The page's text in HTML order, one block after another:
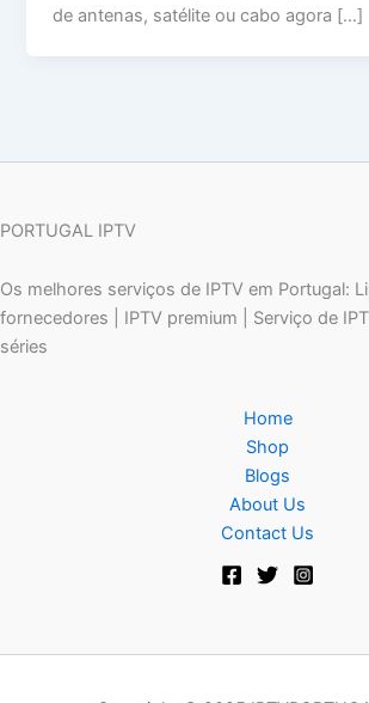
de antenas, satélite ou cabo agora […]
PORTUGAL IPTV
Os melhores serviços de IPTV em Portugal:
fornecedores | IPTV premium | Serviço de
séries
Home
Shop
Blogs
About Us
Contact Us